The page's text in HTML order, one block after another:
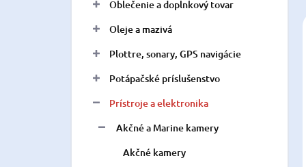
Oblečenie a doplnkový tovar
Oleje a mazivá
Plottre, sonary, GPS navigácie
Potápačské príslušenstvo
Prístroje a elektronika
Akčné a Marine kamery
Akčné kamery